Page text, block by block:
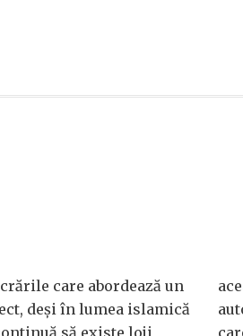
care abordează un
deşi în lumea islamică
să existe loji